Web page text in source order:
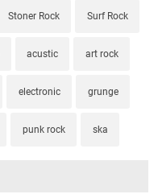
Stoner Rock Surf Rock
acustic art rock
electronic grunge
punk rock ska